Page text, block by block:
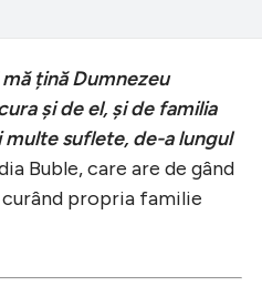
țină Dumnezeu
și de el, și de familia
multe suflete, de-a lungul
Buble, care are de gând
propria familie